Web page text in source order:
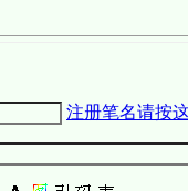
注册笔名请按